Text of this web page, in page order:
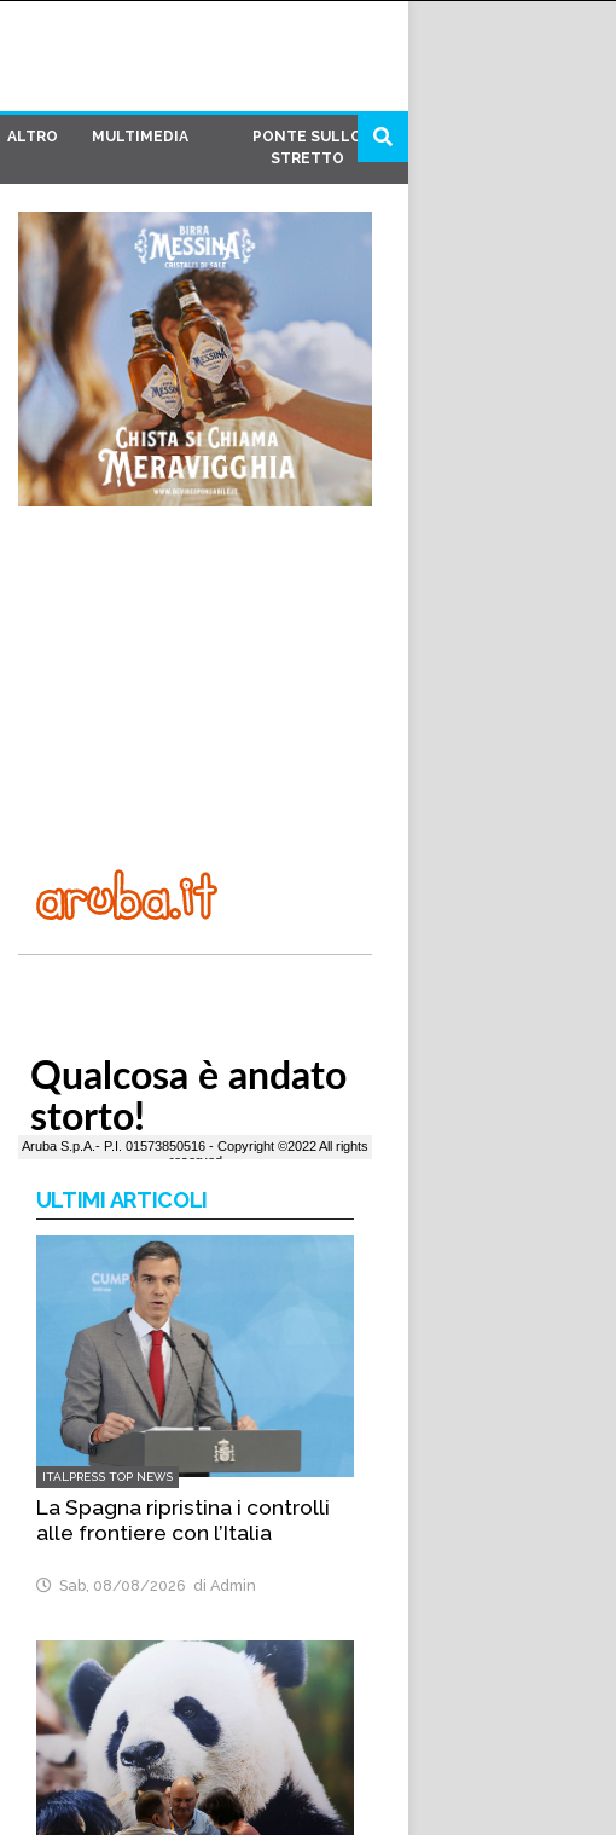
ALTRO MULTIMEDIA
PONTE SULLO
STRETTO
ULTIMI ARTICOLI
ITALPRESS TOP NEWS
La Spagna ripristina i controlli
alle frontiere con l’Italia
Sab, 08/08/2026 di Admin